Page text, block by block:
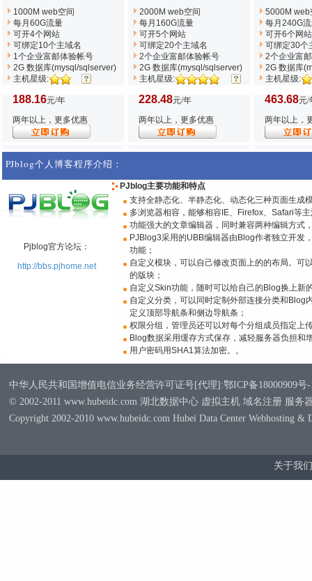
1000M web空间
每月60G流量
可开4个网站
可绑定10个主域名
1个企业富邮体验帐号
2G 数据库(mysql/sqlserver)
主机星级:
2000M web空间
每月160G流量
可开5个网站
可绑定20个主域名
2个企业富邮体验帐号
2G 数据库(mysql/sqlserver)
主机星级:
5000M web
每月240G
可开6个网站
可绑定30个
2个企业富
2G 数据库
主机星级:
188.16元/年
两年以上，更多优惠
228.48元/年
两年以上，更多优惠
463.68元/
两年以上，
PJblog个人博客程序介绍：
Pjblog官方论坛：
http://bbs.pjhome.net
PJblog主要功能和特点
支持全静态化、半静态化、动态化三种页面生成
多浏览器相容，能够相容IE、Firefox、Safari等
功能强大的文章编辑器，同时兼容两种编辑方式
PJBlog3采用的UBB编辑器由Blog作者独立开发
功能；
自定义模块，可以自己修改页面上的的布局。可
的版块；
自定义Skin功能，随时可以给自己的Blog换上新
自定义分类，可以同时定制外部连接分类和Blog
定义顶部导航条和侧边导航条；
权限分组，管理员还可以对每个分组成员指定上
Blog数据采用缓存方式保存，减轻服务器负担和
用户密码用SHA1算法加密。。
中华人民共和国增值电信业务经营许可证号[代理]:鄂ICP备18000909号-
© 2002-2011 www.hubeidc.com 湖北数据中心 虚拟主机 域名注册 服务
Copyright 2002-2010 www.hubeidc.com Hubei Data Center Webhosting &
关于我们